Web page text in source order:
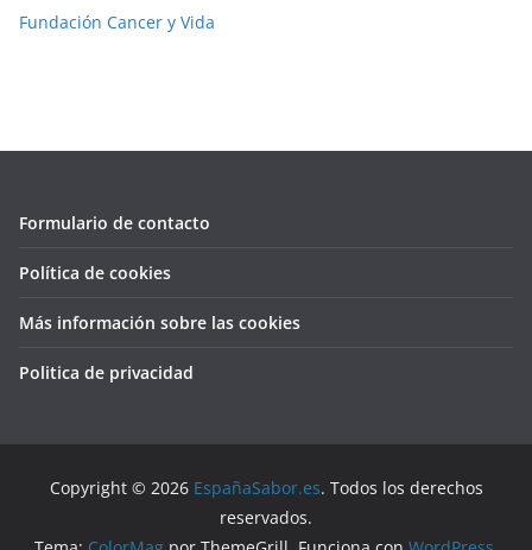
Fundación Cancer y Vida
Formulario de contacto
Política de cookies
Más información sobre las cookies
Politica de privacidad
Copyright © 2026 EspañaSabor.es. Todos los derechos
reservados.